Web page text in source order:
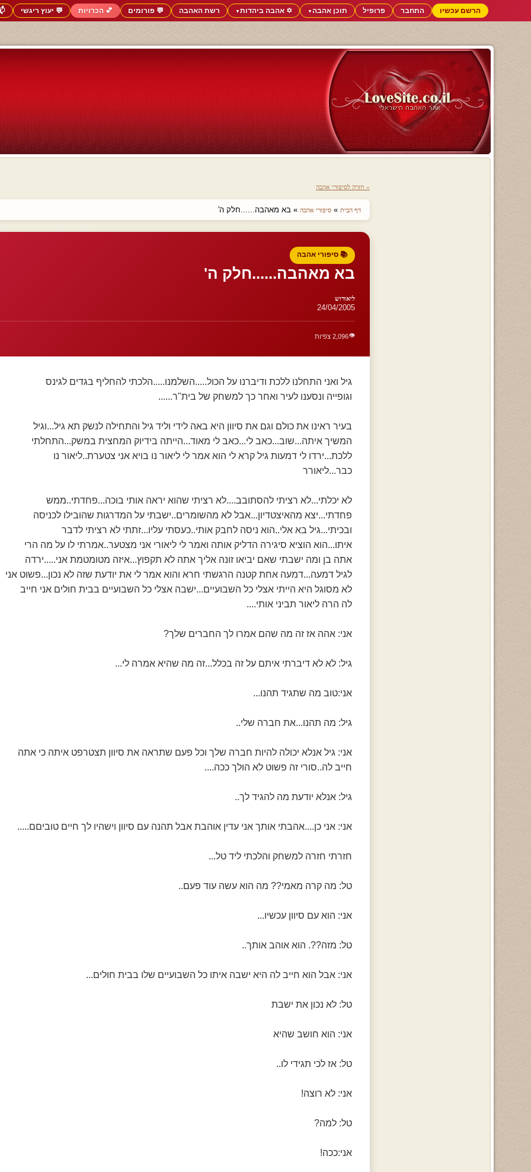
הרשם עכשיו התחבר פרופיל תוכן אהבה▼ ✡️ אהבה ביהדות▼ רשת האהבה 💬 פורומים 💕 הכרויות 💬 יעוץ ריגשי
« חזרה לסיפורי אהבה
דף הבית » סיפורי אהבה » בא מאהבה......חלק ה'
📚 סיפורי אהבה
בא מאהבה......חלק ה'
ליאורוש
24/04/2005
👁️2,096 צפיות
גיל ואני התחלנו ללכת ודיברנו על הכול.....השלמנו.....הלכתי להחליף בגדים לגינס
וגופייה ונסענו לעיר ואחר כך למשחק של בית"ר......
בעיר ראינו את כולם וגם את סיוון היא באה לידי וליד גיל והתחילה לנשק תא גיל...וגיל
המשיך איתה...שוב...כאב לי...כאב לי מאוד...הייתה בידיוק המחצית במשק...התחלתי
ללכת...ירדו לי דמעות גיל קרא לי הוא אמר לי ליאור נו בויא אני צטערת..ליאור נו
כבר...ליאורר
לא יכלתי...לא רציתי להסתובב....לא רציתי שהוא יראה אותי בוכה...פחדתי..ממש
פחדתי...יצא מהאיצטדיון...אבל לא מהשומרים..ישבתי על המדרגות שהובילו לכניסה
ובכיתי...גיל בא אלי..הוא ניסה לחבק אותי..כעסתי עליו...זתתי לא רציתי לדבר
איתו...הוא הוציא סיגירה הדליק אותה ואמר לי ליאורי אני מצטער..אמרתי לו על מה הרי
אתה בן ומה ישבתי שאם יביאו זונה אליך אתה לא תקפוץ...איזה מטומטמת אני.....ירדה
לגיל דמעה...דמעה אחת קטנה הרגשתי חרא והוא אמר לי את יודעת שזה לא נכון...פשוט אני
לא מסוגל היא הייתי אצלי כל השבועיים...ישבה אצלי כל השבועיים בבית חולים אני חייב
לה הרה ליאור תביני אותי....
אני: אהה אז זה מה שהם אמרו לך החברים שלך?
גיל: לא לא דיברתי איתם על זה בכלל...זה מה שהיא אמרה לי...
אני:טוב מה שתגיד תהנו...
גיל: מה תהנו...את חברה שלי..
אני: גיל אנלא יכולה להיות חברה שלך וכל פעם שתראה את סיוון תצטרפט איתה כי אתה
חייב לה..סורי זה פשוט לא הולך ככה....
גיל: אנלא יודעת מה להגיד לך..
אני: אני כן....אהבתי אותך אני עדין אוהבת אבל תהנה עם סיוון וישהיו לך חיים טוביםם.....
חזרתי חזרה למשחק והלכתי ליד טל...
טל: מה קרה מאמי?? מה הוא עשה עוד פעם..
אני: הוא עם סיוון עכשיו...
טל: מזה??. הוא אוהב אותך..
אני: אבל הוא חייב לה היא ישבה איתו כל השבועיים שלו בבית חולים...
טל: לא נכון את ישבת
אני: הוא חושב שהיא
טל: אז לכי תגידי לו..
אני: לא רוצה!
טל: למה?
אני:ככה!